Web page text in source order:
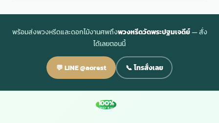
พร้อมส่งพวงหรีดและดอกไม้งานศพถึงพวงหรีดวัดพระปฐมเจดีย์— สั่ง
ได้เลยตอนนี้
💬 LINE @aorest 📞 โทรสั่งเลย
100%
MONEY BACK